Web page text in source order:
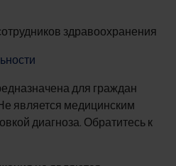
здравоохранения
для граждан
является медицинским
диагноза. Обратитесь к